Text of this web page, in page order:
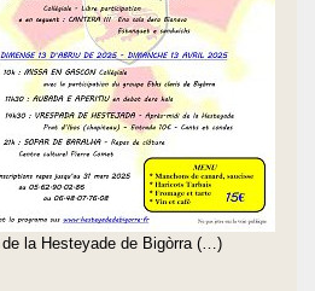
de la Hesteyade de Bigòrra (…)